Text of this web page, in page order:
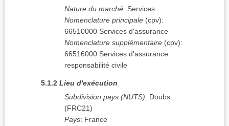
Nature du marché: Services
Nomenclature principale (cpv):
66510000 Services d'assurance
Nomenclature supplémentaire (cpv):
66516000 Services d'assurance
responsabilité civile
5.1.2 Lieu d'exécution
Subdivision pays (NUTS): Doubs
(FRC21)
Pays: France